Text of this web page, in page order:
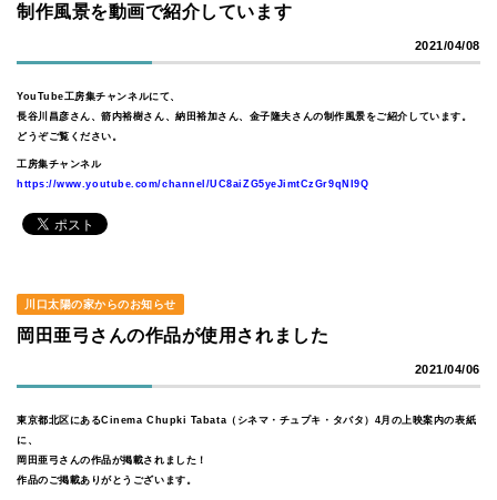
制作風景を動画で紹介しています
2021/04/08
YouTube工房集チャンネルにて、
長谷川昌彦さん、箭内裕樹さん、納田裕加さん、金子隆夫さんの制作風景をご紹介しています。
どうぞご覧ください。
工房集チャンネル
https://www.youtube.com/channel/UC8aiZG5yeJimtCzGr9qNI9Q
川口太陽の家からのお知らせ
岡田亜弓さんの作品が使用されました
2021/04/06
東京都北区にあるCinema Chupki Tabata（シネマ・チュプキ・タバタ）4月の上映案内の表紙
に、
岡田亜弓さんの作品が掲載されました！
作品のご掲載ありがとうございます。